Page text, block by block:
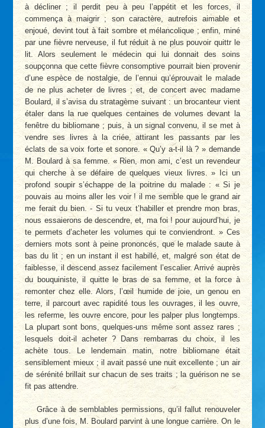
à décliner ; il perdit peu à peu l’appétit et les forces, il
commença à maigrir ; son caractère, autrefois aimable et
enjoué, devint tout à fait sombre et mélancolique ; enfin, miné
par une fièvre nerveuse, il fut réduit à ne plus pouvoir quittr le
lit. Alors seulement le médecin qui lui donnait des soins
soupçonna que cette fièvre consomptive pourrait bien provenir
d’une espèce de nostalgie, de l’ennui qu’éprouvait le malade
de ne plus acheter de livres ; et, de concert avec madame
Boulard, il s’avisa du stratagème suivant : un brocanteur vient
étaler dans la rue quelques centaines de volumes devant la
fenêtre du bibliomane ; puis, à un signal convenu, il se met à
vendre ses livres à la criée, attirant les passants par les
éclats de sa voix forte et sonore. « Qu’y a-t-il là ? » demande
M. Boulard à sa femme. « Rien, mon ami, c’est un revendeur
qui cherche à se défaire de quelques vieux livres. » Ici un
profond soupir s’échappe de la poitrine du malade : « Si je
pouvais au moins aller les voir ! il me semble que le grand air
me ferait du bien. - Si tu veux t’habiller et prendre mon bras,
nous essaierons de descendre, et, ma foi ! pour aujourd’hui, je
te permets d’acheter les volumes qui te conviendront. » Ces
derniers mots sont à peine prononcés, que le malade saute à
bas du lit ; en un instant il est habillé, et, malgré son état de
faiblesse, il descend assez facilement l’escalier. Arrivé auprès
du bouquiniste, il quitte le bras de sa femme, et la force à
remonter chez elle. Alors, l’œil humide de joie, un genou en
terre, il parcourt avec rapidité tous les ouvrages, il les ouvre,
les referme, les ouvre encore, pour les palper plus longtemps.
La plupart sont bons, quelques-uns même sont assez rares ;
lesquels doit-il acheter ? Dans rembarras du choix, il les
achète tous. Le lendemain matin, notre bibliomane était
sensiblement mieux ; il avait passé une nuit excellente ; un air
de sérénité brillait sur chacun de ses traits ; la guérison ne se
fit pas attendre.
Grâce à de semblables permissions, qu’il fallut renouveler
plus d’une fois, M. Boulard parvint à une longue carrière. On le